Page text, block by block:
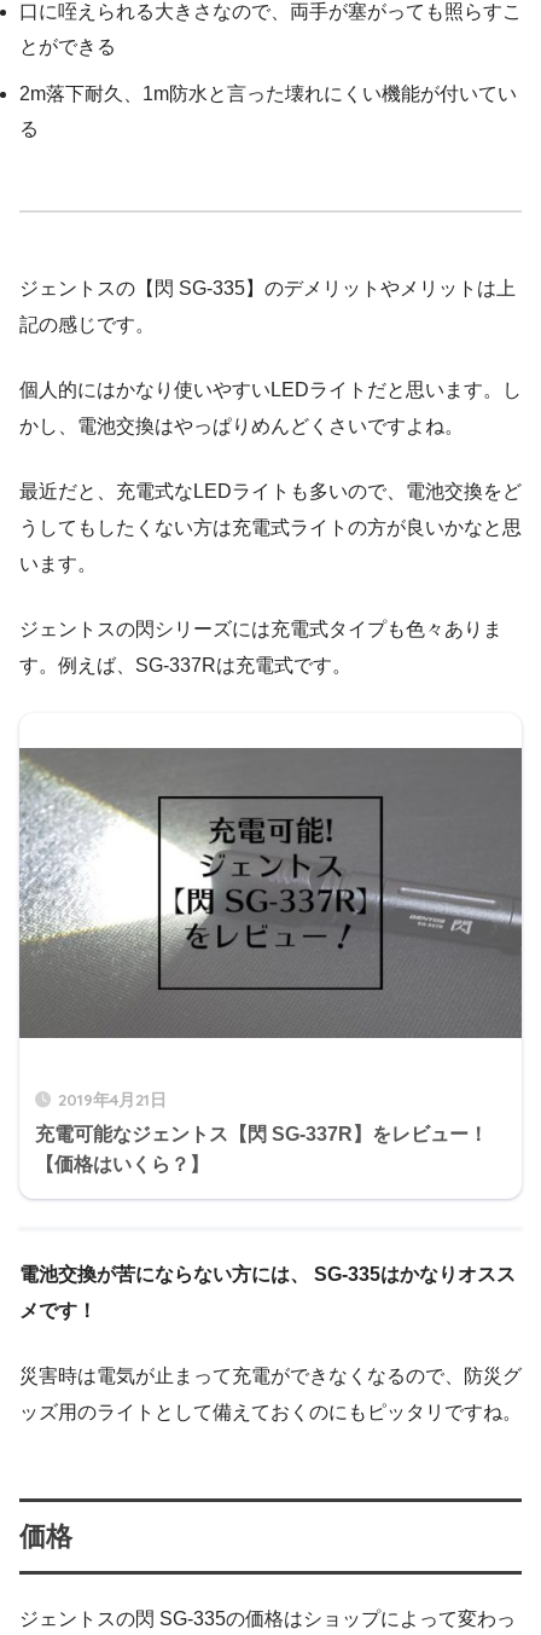
口に咥えられる大きさなので、両手が塞がっても照らすこ
とができる
2m落下耐久、1m防水と言った壊れにくい機能が付いてい
る
ジェントスの【閃 SG-335】のデメリットやメリットは上
記の感じです。
個人的にはかなり使いやすいLEDライトだと思います。し
かし、電池交換はやっぱりめんどくさいですよね。
最近だと、充電式なLEDライトも多いので、電池交換をど
うしてもしたくない方は充電式ライトの方が良いかなと思
います。
ジェントスの閃シリーズには充電式タイプも色々ありま
す。例えば、SG-337Rは充電式です。
2019年4月21日
充電可能なジェントス【閃 SG-337R】をレビュー！
【価格はいくら？】
電池交換が苦にならない方には、 SG-335はかなりオスス
メです！
災害時は電気が止まって充電ができなくなるので、防災グ
ッズ用のライトとして備えておくのにもピッタリですね。
価格
ジェントスの閃 SG-335の価格はショップによって変わっ